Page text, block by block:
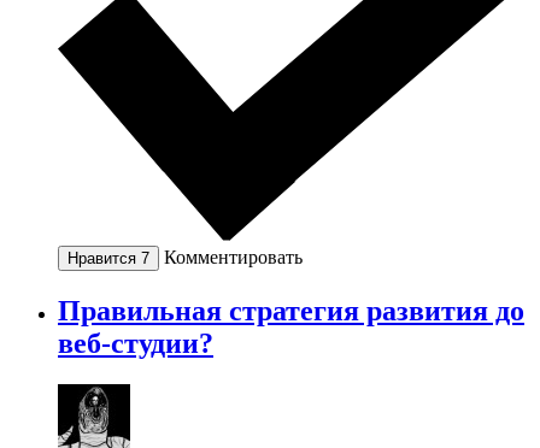
Нравится 7 Комментировать
Правильная стратегия развития до
веб-студии?